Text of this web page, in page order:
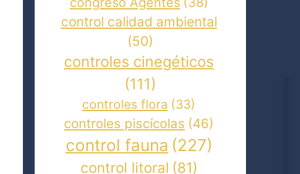
control calidad ambiental
(50)
controles cinegéticos
(111)
controles flora (33)
controles piscícolas (46)
control fauna (227)
control litoral (81)